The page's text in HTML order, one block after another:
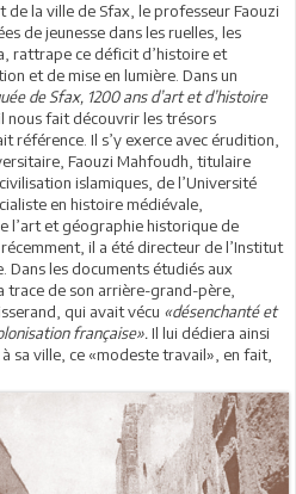
de la ville de Sfax, le professeur Faouzi
de jeunesse dans les ruelles, les
rattrape ce déficit d’histoire et
et de mise en lumière. Dans un
de Sfax, 1200 ans d’art et d’histoire
nous fait découvrir les trésors
référence. Il s’y exerce avec érudition,
Faouzi Mahfoudh, titulaire
islamiques, de l’Université
en histoire médiévale,
l’art et géographie historique de
il a été directeur de l’Institut
Dans les documents étudiés aux
trace de son arrière-grand-père,
qui avait vécu «désenchanté et
française».Il lui dédiera ainsi
sa ville, ce «modeste travail», en fait,